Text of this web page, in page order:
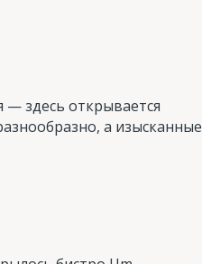
— здесь открывается
а изысканные